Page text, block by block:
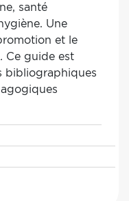
santé
Une
et le
Ce guide est
bibliographiques